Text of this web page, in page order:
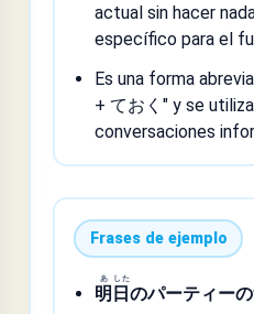
actual sin hacer
específico para el
Es una forma
+ ておく" y se
conversaciones
Frases de ejemplo
明
あ
日
した
のパーティーの